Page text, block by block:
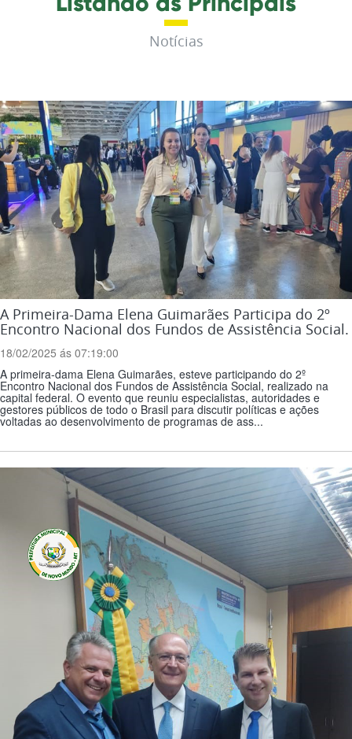
Notícias
A Primeira-Dama Elena Guimarães Participa do 2º
Encontro Nacional dos Fundos de Assistência Social.
18/02/2025 ás 07:19:00
A primeira-dama Elena Guimarães, esteve participando do 2º
Encontro Nacional dos Fundos de Assistência Social, realizado na
capital federal. O evento que reuniu especialistas, autoridades e
gestores públicos de todo o Brasil para discutir políticas e ações
voltadas ao desenvolvimento de programas de ass...